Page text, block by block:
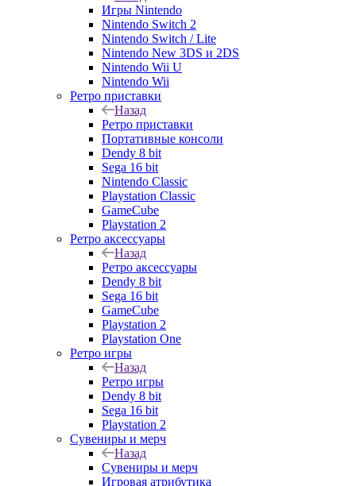
Игры Nintendo
Nintendo Switch 2
Nintendo Switch / Lite
Nintendo New 3DS и 2DS
Nintendo Wii U
Nintendo Wii
Ретро приставки
Назад
Ретро приставки
Портативные консоли
Dendy 8 bit
Sega 16 bit
Nintendo Classic
Playstation Classic
GameCube
Playstation 2
Ретро аксессуары
Назад
Ретро аксессуары
Dendy 8 bit
Sega 16 bit
GameCube
Playstation 2
Playstation One
Ретро игры
Назад
Ретро игры
Dendy 8 bit
Sega 16 bit
Playstation 2
Сувениры и мерч
Назад
Сувениры и мерч
Игровая атрибутика